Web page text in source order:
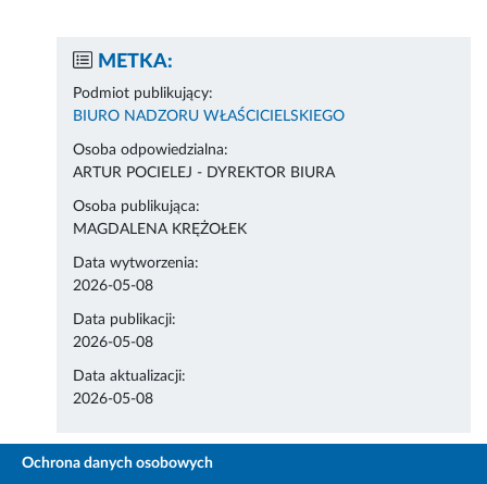
METKA:
Podmiot publikujący:
BIURO NADZORU WŁAŚCICIELSKIEGO
Osoba odpowiedzialna:
ARTUR POCIELEJ - DYREKTOR BIURA
Osoba publikująca:
MAGDALENA KRĘŻOŁEK
Data wytworzenia:
2026-05-08
Data publikacji:
2026-05-08
Data aktualizacji:
2026-05-08
Ochrona danych osobowych